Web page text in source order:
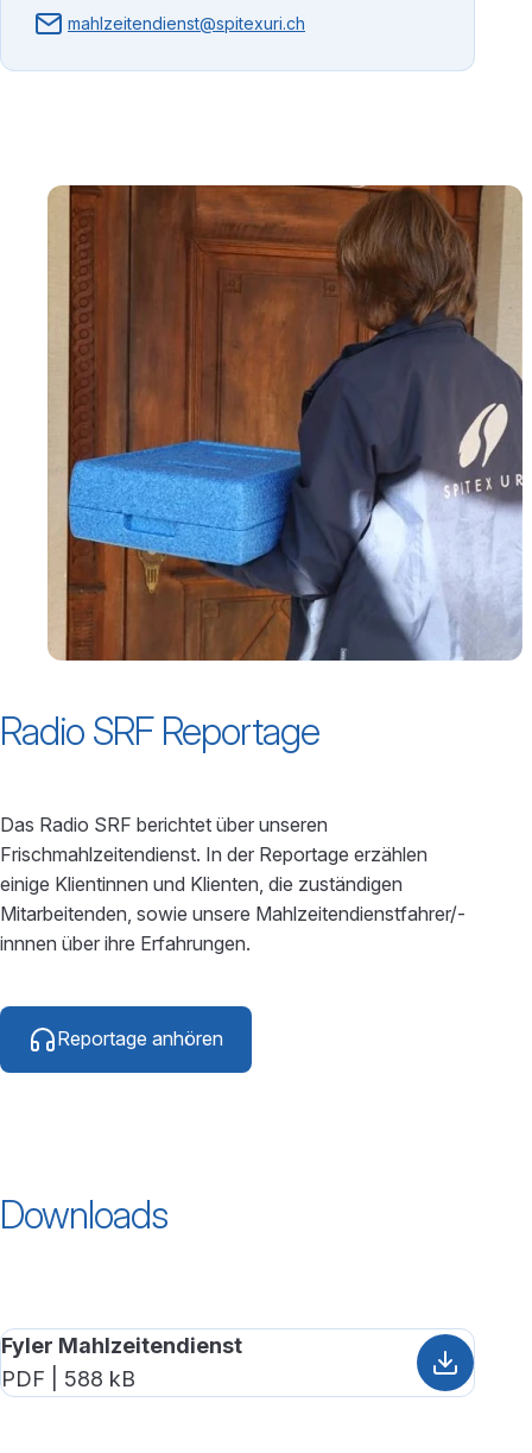
mahlzeitendienst@spitexuri.ch
Radio SRF Reportage
Das Radio SRF berichtet über unseren
Frischmahlzeitendienst. In der Reportage erzählen
einige Klientinnen und Klienten, die zuständigen
Mitarbeitenden, sowie unsere Mahlzeitendienstfahrer/-
innnen über ihre Erfahrungen.
Reportage anhören
Downloads
Fyler Mahlzeitendienst
PDF | 588 kB